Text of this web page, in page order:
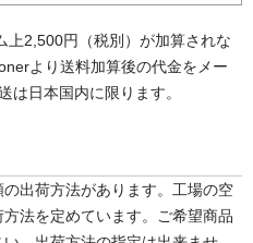
上2,500円（税別）が加算されな
より送料加算後の代金をメー
は日本国内に限ります。
出荷方法があります。工場の空
法を定めています。ご希望商品